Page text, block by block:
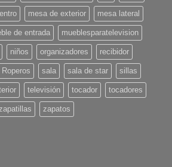
mesa de exterior mesa lateral
de entrada mueblesparatelevision
niños organizadores recibidor
Roperos sala sala de star sillas
televisión tocador tocadores
zapatos